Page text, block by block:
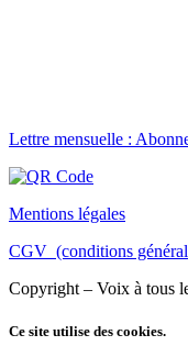
Lettre mensuelle :
Mentions légales
CGV (conditions
Copyright – Voix à tous
Ce site utilise des cookies.